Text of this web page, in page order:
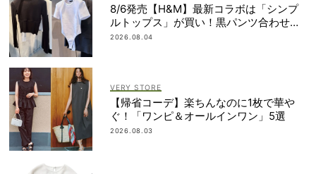
8/6発売【H&M】最新コラボは「シンプ
ルトップス」が買い！黒パンツ合わせも
即サマ見え
2026.08.04
VERY STORE
【帰省コーデ】楽ちんなのに1枚で華や
ぐ！「ワンピ＆オールインワン」5選
2026.08.03